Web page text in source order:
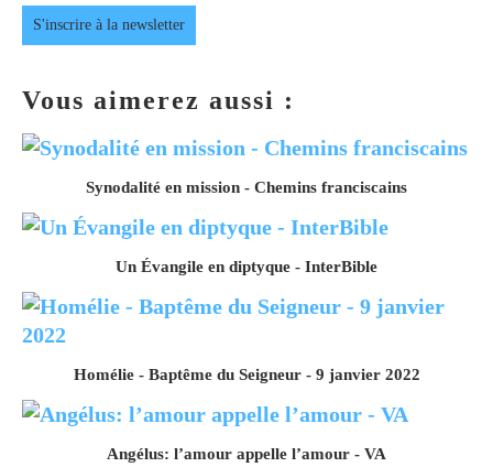
S'inscrire à la newsletter
Vous aimerez aussi :
Synodalité en mission - Chemins franciscains
Un Évangile en diptyque - InterBible
Homélie - Baptême du Seigneur - 9 janvier 2022
Angélus: l’amour appelle l’amour - VA